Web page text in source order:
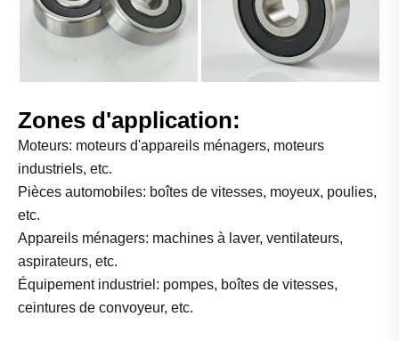
Zones d'application:
Moteurs: moteurs d'appareils ménagers, moteurs
industriels, etc.
Pièces automobiles: boîtes de vitesses, moyeux, poulies,
etc.
Appareils ménagers: machines à laver, ventilateurs,
aspirateurs, etc.
Équipement industriel: pompes, boîtes de vitesses,
ceintures de convoyeur, etc.